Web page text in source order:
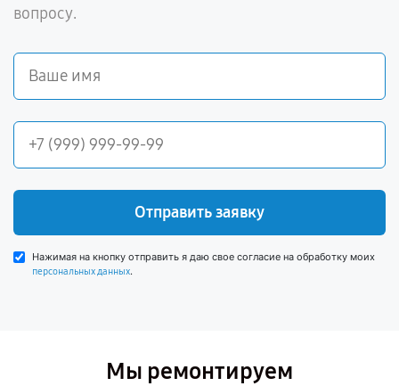
вопросу.
Отправить заявку
Нажимая на кнопку отправить я даю свое согласие на обработку моих
персональных данных.
Мы ремонтируем